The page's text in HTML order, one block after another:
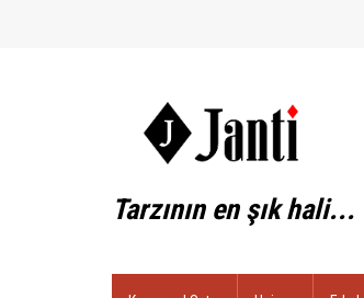
Tarzının en şık hali...